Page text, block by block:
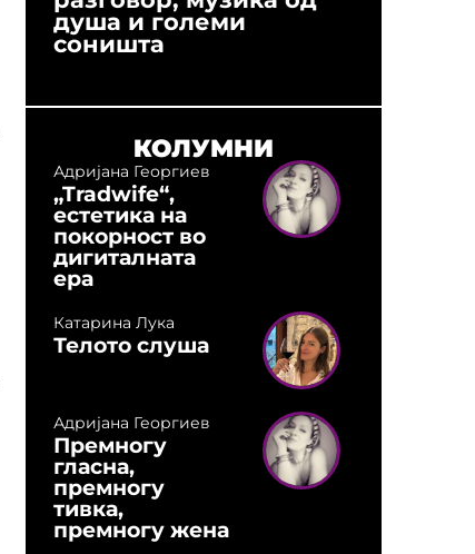
душа и големи
соништа
КОЛУМНИ
Адријана Георгиев
„Tradwife“,
естетика на
покорност во
дигиталната
ера
Катарина Лука
Телото слуша
Адријана Георгиев
Премногу
гласна,
премногу
тивка,
премногу жена